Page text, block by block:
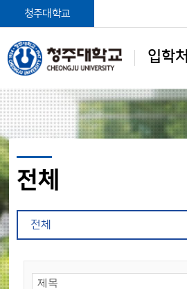
입학처
청주대학교
전체
전체